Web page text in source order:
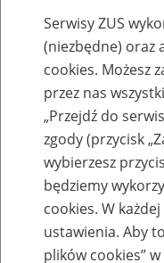
Emerytury
Baza
Serwisy ZUS
(niezbędne) oraz
cookies. Możesz
przez nas
„Przejdź do
zgody (przycisk
wybierzesz
będziemy
cookies. W
ustawienia. Aby
plików cookies”